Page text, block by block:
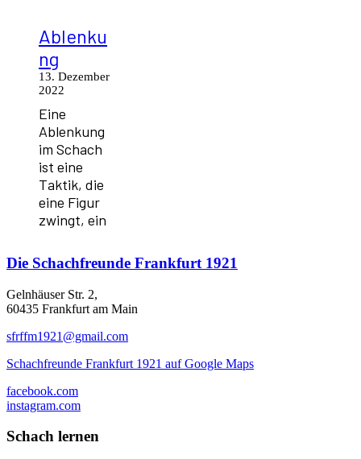
Ablenku
ng
13. Dezember
2022
Eine
Ablenkung
im Schach
ist eine
Taktik, die
eine Figur
zwingt, ein
Die Schachfreunde Frankfurt 1921
Gelnhäuser Str. 2,
60435 Frankfurt am Main
sfrffm1921@gmail.com
Schachfreunde Frankfurt 1921 auf Google Maps
facebook.com
instagram.com
Schach lernen